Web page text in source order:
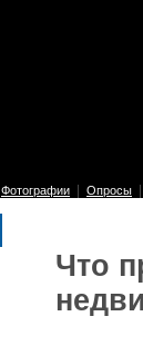
Фотографии Опросы
Что